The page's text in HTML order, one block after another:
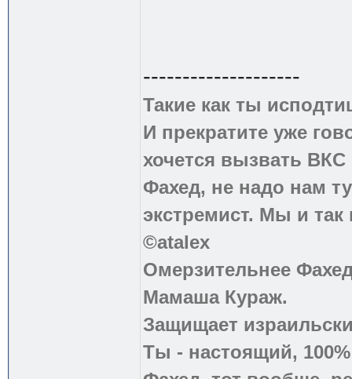
--------------------
Такие как ты
И прекратите уже
хочется вызвать
Фахед, не надо нам
экстремист. Мы и
©atalex
Омерзительнее
Мамаша Кураж.
Защищает
Ты - настоящий,